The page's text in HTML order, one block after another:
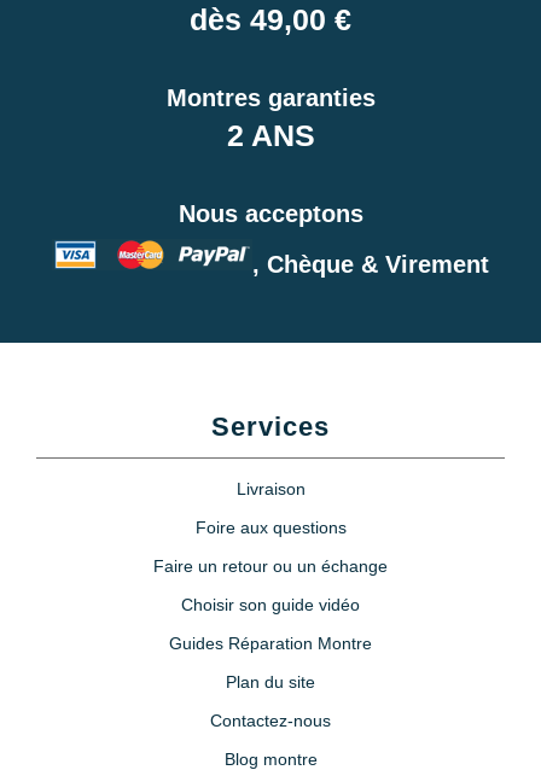
dès 49,00 €
Montres garanties
2 ANS
Nous acceptons
, Chèque & Virement
Services
Livraison
Foire aux questions
Faire un retour ou un échange
Choisir son guide vidéo
Guides Réparation Montre
Plan du site
Contactez-nous
Blog montre